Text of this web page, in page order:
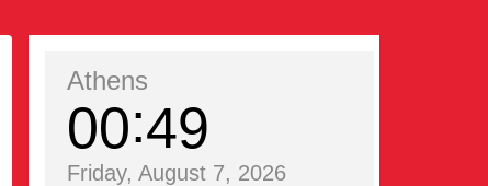
Athens
00 49
Friday, August 7, 2026